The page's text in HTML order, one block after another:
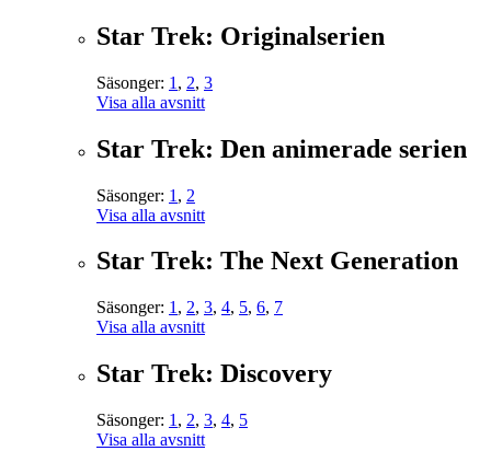
Star Trek: Originalserien
Säsonger: 1 , 2, 3
Visa alla avsnitt
Star Trek: Den animerade serien
Säsonger: 1 , 2
Visa alla avsnitt
Star Trek: The Next Generation
Säsonger: 1 , 2, 3, 4, 5, 6, 7
Visa alla avsnitt
Star Trek: Discovery
Säsonger: 1 , 2, 3, 4, 5
Visa alla avsnitt